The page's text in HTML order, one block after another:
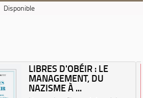
Disponible
LIBRES D'OBÉIR : LE
MANAGEMENT, DU
NAZISME À ...